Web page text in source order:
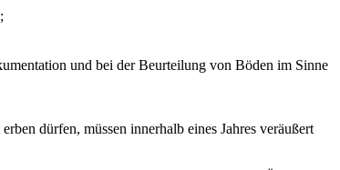
und bei der Beurteilung von Böden im Sinne
dürfen, müssen innerhalb eines Jahres veräußert